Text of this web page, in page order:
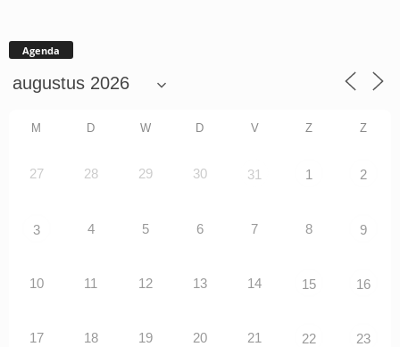
Agenda
M D W D V Z Z
27 28 29 30 31 1 2
3 4 5 6 7 8 9
10 11 12 13 14 15 16
17 18 19 20 21 22 23